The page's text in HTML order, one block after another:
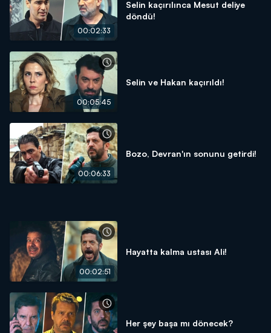
00:02:33
Selin kaçırılınca Mesut deliye
döndü!
00:05:45
Selin ve Hakan kaçırıldı!
00:06:33
Bozo, Devran'ın sonunu getirdi!
00:02:51
Hayatta kalma ustası Ali!
Her şey başa mı dönecek?